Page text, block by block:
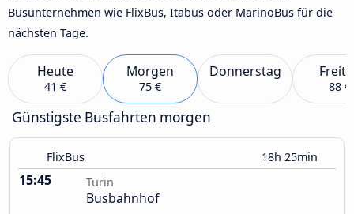
Busunternehmen wie FlixBus, Itabus oder MarinoBus für die
nächsten Tage.
Heute
41 €
Morgen
75 €
Donnerstag
88 €
Günstigste Busfahrten morgen
FlixBus 18h 25min
15:45 Turin
Busbahnhof